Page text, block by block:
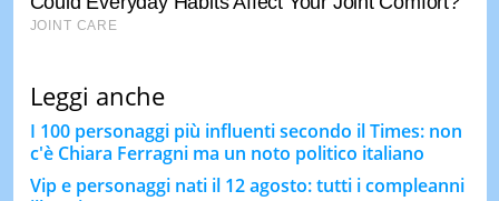
Leggi anche
I 100 personaggi più influenti secondo il Times: non
c'è Chiara Ferragni ma un noto politico italiano
Vip e personaggi nati il 12 agosto: tutti i compleanni